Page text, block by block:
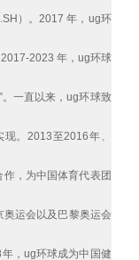
）。2017 年，ug环
2023 年，ug环球
一直以来，ug环球致
。2013至2016年、
，为中国体育代表团
奥运会以及巴黎奥运会
，ug环球成为中国健